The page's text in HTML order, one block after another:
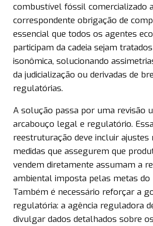
combustível fóssil comercializado a
correspondente obrigação de
essencial que todos os agentes
participam da cadeia sejam
isonômica, solucionando
da judicialização ou derivadas de
regulatórias.
A solução passa por uma revisão
arcabouço legal e regulatório. Essa
reestruturação deve incluir ajustes
medidas que assegurem que
vendem diretamente assumam a
ambiental imposta pelas metas do
Também é necessário reforçar a
regulatória: a agência reguladora
divulgar dados detalhados sobre